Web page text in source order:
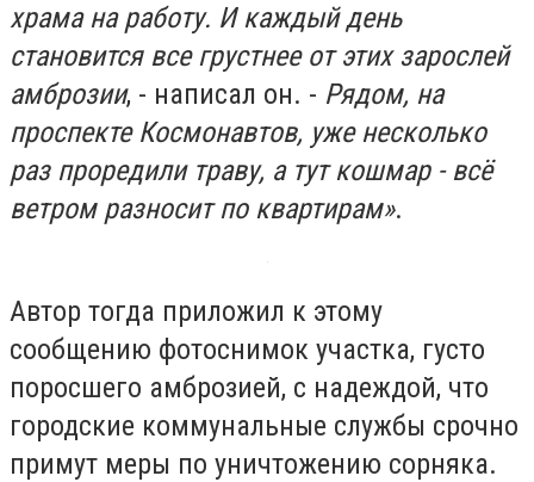
храма на работу. И каждый день
становится все грустнее от этих зарослей
амброзии, - написал он. - Рядом, на
проспекте Космонавтов, уже несколько
раз проредили траву, а тут кошмар - всё
ветром разносит по квартирам».
Автор тогда приложил к этому
сообщению фотоснимок участка, густо
поросшего амброзией, с надеждой, что
городские коммунальные службы срочно
примут меры по уничтожению сорняка.